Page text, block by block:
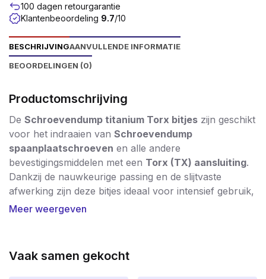
100 dagen retourgarantie
Klantenbeoordeling 9.7/10
BESCHRIJVINGAANVULLENDE INFORMATIE
BEOORDELINGEN (0)
Productomschrijving
De Schroevendump titanium Torx bitjes zijn geschikt
voor het indraaien van Schroevendump
spaanplaatschroeven en alle andere
bevestigingsmiddelen met een Torx (TX) aansluiting.
Dankzij de nauwkeurige passing en de slijtvaste
afwerking zijn deze bitjes ideaal voor intensief gebruik,
zowel professioneel als particulier.
levensduur, minder slijtage en een
Meer weergeven
Vaak samen gekocht